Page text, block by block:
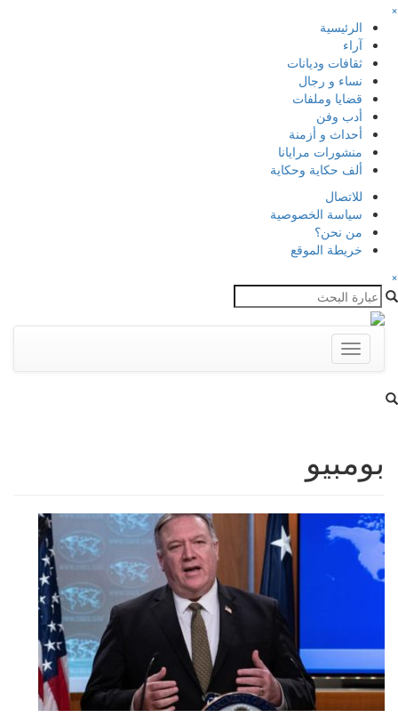
×
الرئيسية
آراء
ثقافات وديانات
نساء و رجال
قضايا وملفات
أدب وفن
أحداث و أزمنة
منشورات مرايانا
ألف حكاية وحكاية
للاتصال
سياسة الخصوصية
من نحن؟
خريطة الموقع
×
Toggle
navigation
بومبيو